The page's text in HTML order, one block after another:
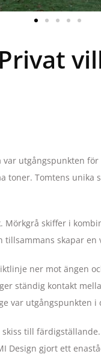
Privat
utgångspunkten
toner. Tomtens
skiffer i
skapar
ner mot ängen
ständig kontakt
var utgångspunkten
till
Design gjort ett